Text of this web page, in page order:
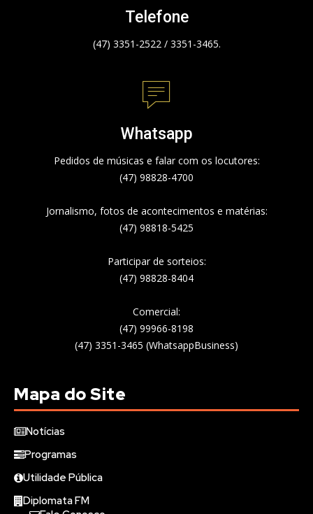
Telefone
(47) 3351-2522 / 3351-3465.
Whatsapp
Pedidos de músicas e falar com os locutores:
(47) 98828-4700
Jornalismo, fotos de acontecimentos e matérias:
(47) 98818-5425
Participar de sorteios:
(47) 98828-8404
Comercial:
(47) 99966-8198
(47) 3351-3465 (WhatsappBusiness)
Mapa do Site
Notícias
Programas
Utilidade Pública
Diplomata FM